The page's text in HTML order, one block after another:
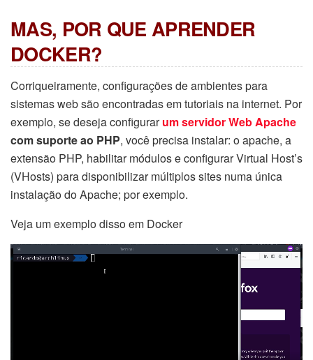
MAS, POR QUE APRENDER
DOCKER?
Corriqueiramente, configurações de ambientes para
sistemas web são encontradas em tutoriais na internet. Por
exemplo, se deseja configurarum servidor Web Apache
com suporte ao PHP, você precisa instalar: o apache, a
extensão PHP, habilitar módulos e configurar Virtual Host’s
(VHosts) para disponibilizar múltiplos sites numa única
instalação do Apache; por exemplo.
Veja um exemplo disso em Docker